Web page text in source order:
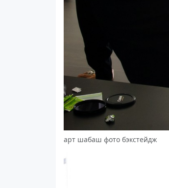
арт шабаш фото бэкстейдж